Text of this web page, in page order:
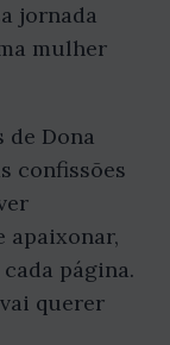
jornada
mulher
de Dona
confissões
apaixonar,
página.
querer